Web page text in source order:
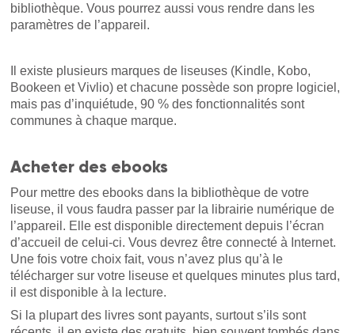
bibliothèque. Vous pourrez aussi vous rendre dans les
paramètres de l’appareil.
Il existe plusieurs marques de liseuses (Kindle, Kobo,
Bookeen et Vivlio) et chacune possède son propre logiciel,
mais pas d’inquiétude, 90 % des fonctionnalités sont
communes à chaque marque.
Acheter des ebooks
Pour mettre des ebooks dans la bibliothèque de votre
liseuse, il vous faudra passer par la librairie numérique de
l’appareil. Elle est disponible directement depuis l’écran
d’accueil de celui-ci. Vous devrez être connecté à Internet.
Une fois votre choix fait, vous n’avez plus qu’à le
télécharger sur votre liseuse et quelques minutes plus tard,
il est disponible à la lecture.
Si la plupart des livres sont payants, surtout s’ils sont